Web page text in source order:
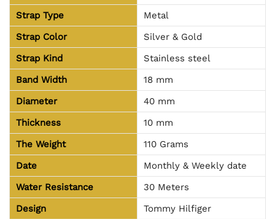
Strap Type
Metal
Strap Color
Silver & Gold
Strap Kind
Stainless steel
Band Width
18 mm
Diameter
40 mm
Thickness
10 mm
The Weight
110 Grams
Date
Monthly & Weekly date
Water Resistance
30 Meters
Design
Tommy Hilfiger